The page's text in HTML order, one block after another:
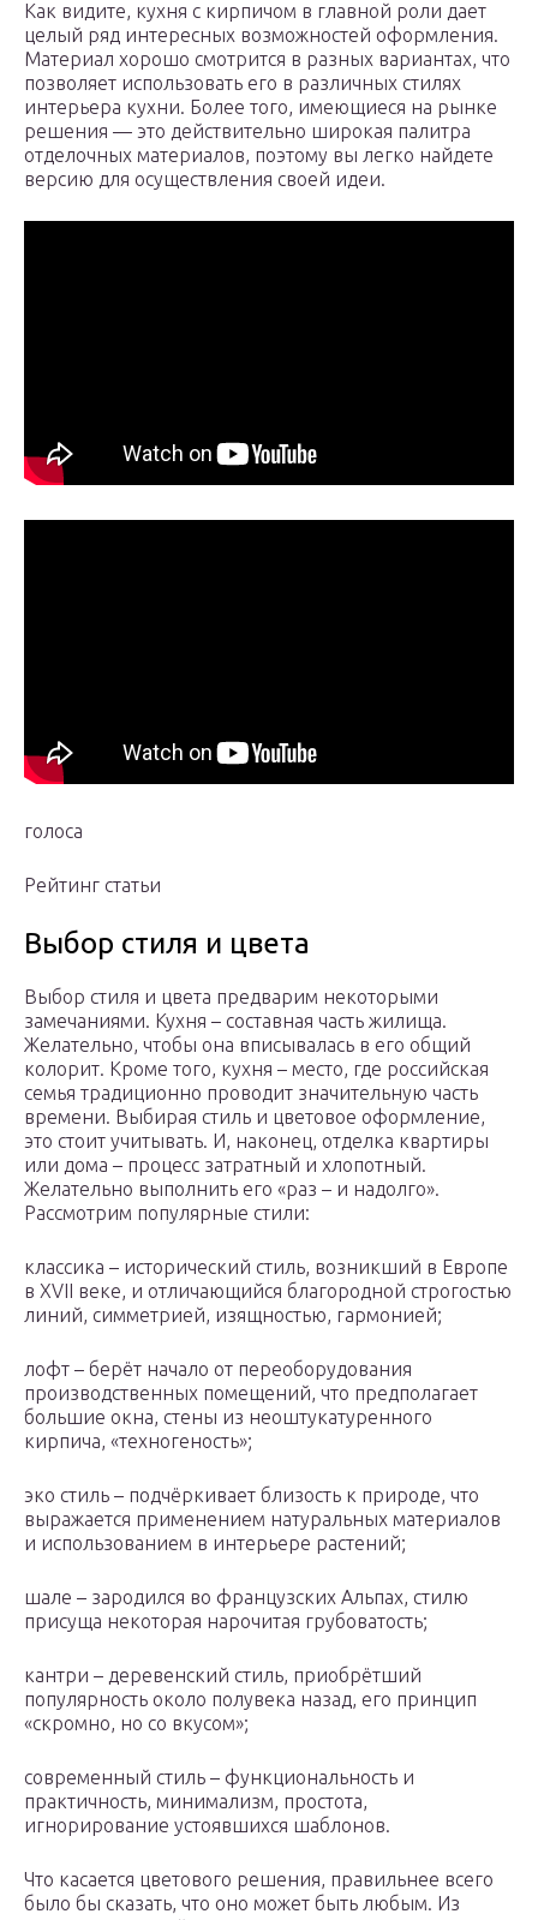
Как видите, кухня с кирпичом в главной роли дает
целый ряд интересных возможностей оформления.
Материал хорошо смотрится в разных вариантах, что
позволяет использовать его в различных стилях
интерьера кухни. Более того, имеющиеся на рынке
решения — это действительно широкая палитра
отделочных материалов, поэтому вы легко найдете
версию для осуществления своей идеи.
голоса
Рейтинг статьи
Выбор стиля и цвета
Выбор стиля и цвета предварим некоторыми
замечаниями. Кухня – составная часть жилища.
Желательно, чтобы она вписывалась в его общий
колорит. Кроме того, кухня – место, где российская
семья традиционно проводит значительную часть
времени. Выбирая стиль и цветовое оформление,
это стоит учитывать. И, наконец, отделка квартиры
или дома – процесс затратный и хлопотный.
Желательно выполнить его «раз – и надолго».
Рассмотрим популярные стили:
классика – исторический стиль, возникший в Европе
в ХVII веке, и отличающийся благородной строгостью
линий, симметрией, изящностью, гармонией;
лофт – берёт начало от переоборудования
производственных помещений, что предполагает
большие окна, стены из неоштукатуренного
кирпича, «техногеность»;
эко стиль – подчёркивает близость к природе, что
выражается применением натуральных материалов
и использованием в интерьере растений;
шале – зародился во французских Альпах, стилю
присуща некоторая нарочитая грубоватость;
кантри – деревенский стиль, приобрётший
популярность около полувека назад, его принцип
«скромно, но со вкусом»;
современный стиль – функциональность и
практичность, минимализм, простота,
игнорирование устоявшихся шаблонов.
Что касается цветового решения, правильнее всего
было бы сказать, что оно может быть любым. Из